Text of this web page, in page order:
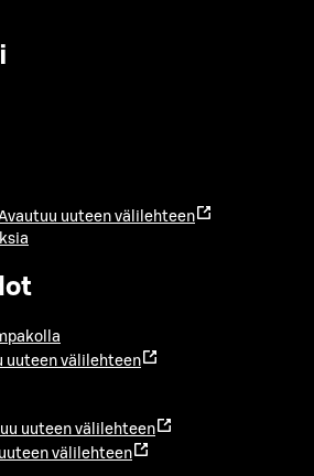
uuteen välilehteen
uuteen välilehteen
uuteen välilehteen
välilehteen